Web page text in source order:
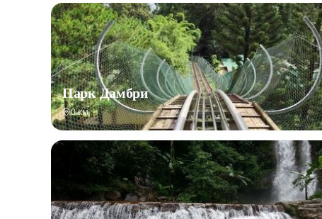
Парк Дамбри
0 км